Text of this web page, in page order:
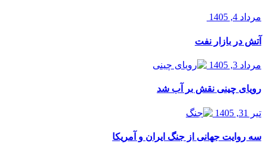
مرداد 4, 1405
آتش در بازار نفت
مرداد 3, 1405
رویای چینی نقش بر آب شد
تیر 31, 1405
سه روایت جهانی از جنگ ایران و آمریکا